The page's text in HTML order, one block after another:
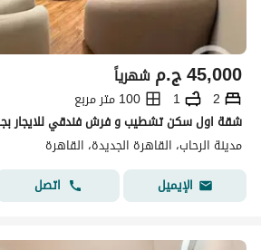
ج.م45,000 شهرياً
2
1
100 متر مربع
شقة اول سكن تشطيب و فرش فندقي للايجار
مدينة الرحاب، القاهرة الجديدة، القاهرة
الإيميل
اتصل